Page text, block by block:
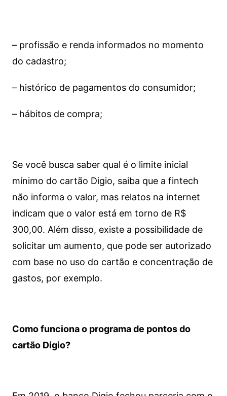
– profissão e renda informados no momento
do cadastro;
– histórico de pagamentos do consumidor;
– hábitos de compra;
Se você busca saber qual é o limite inicial
mínimo do cartão Digio, saiba que a fintech
não informa o valor, mas relatos na internet
indicam que o valor está em torno de R$
300,00. Além disso, existe a possibilidade de
solicitar um aumento, que pode ser autorizado
com base no uso do cartão e concentração de
gastos, por exemplo.
Como funciona o programa de pontos do
cartão Digio?